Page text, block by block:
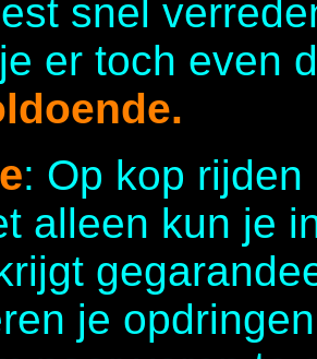
snel
er toch even
: Op kop
alleen kun je
je